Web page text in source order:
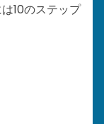
10のステップ